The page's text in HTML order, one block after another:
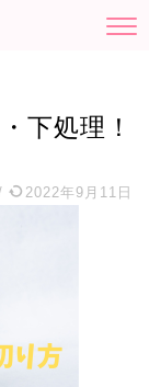
下処理！
2022年9月11日